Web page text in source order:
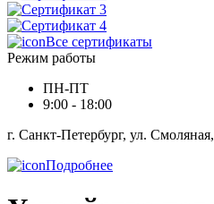
Все сертификаты
Режим работы
ПН-ПТ
9:00 - 18:00
г. Санкт-Петербург, ул.
Подробнее